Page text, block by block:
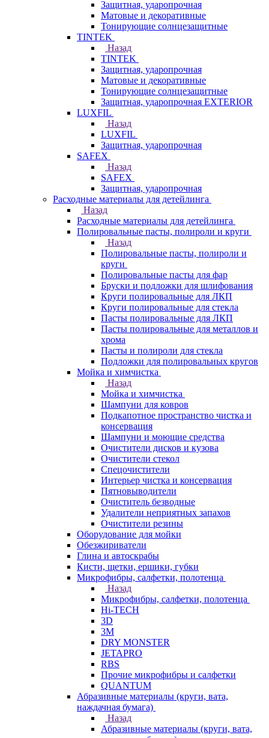
Защитная, ударопрочная
Матовые и декоративные
Тонирующие солнцезащитные
TINTEK
Назад
TINTEK
Защитная, ударопрочная
Матовые и декоративные
Тонирующие солнцезащитные
Защитная, ударопрочная EXTERIOR
LUXFIL
Назад
LUXFIL
Защитная, ударопрочная
SAFEX
Назад
SAFEX
Защитная, ударопрочная
Расходные материалы для детейлинга
Назад
Расходные материалы для детейлинга
Полировальные пасты, полироли и круги
Назад
Полировальные пасты, полироли и
круги
Полировальные пасты для фар
Бруски и подложки для шлифования
Круги полировальные для ЛКП
Круги полировальные для стекла
Пасты полировальные для ЛКП
Пасты полировальные для металлов и
хрома
Пасты и полироли для стекла
Подложки для полировальных кругов
Мойка и химчистка
Назад
Мойка и химчистка
Шампуни для ковров
Подкапотное пространство чистка и
консервация
Шампуни и моющие средства
Очистители дисков и кузова
Очистители стекол
Спецочистители
Интерьер чистка и консервация
Пятновыводители
Очиститель безводные
Удалители неприятных запахов
Очистители резины
Оборудование для мойки
Обезжириватели
Глина и автоскрабы
Кисти, щетки, ершики, губки
Микрофибры, салфетки, полотенца
Назад
Микрофибры, салфетки, полотенца
Hi-TECH
3D
3М
DRY MONSTER
JETAPRO
RBS
Прочие микрофибры и салфетки
QUANTUM
Абразивные материалы (круги, вата,
наждачная бумага)
Назад
Абразивные материалы (круги, вата,